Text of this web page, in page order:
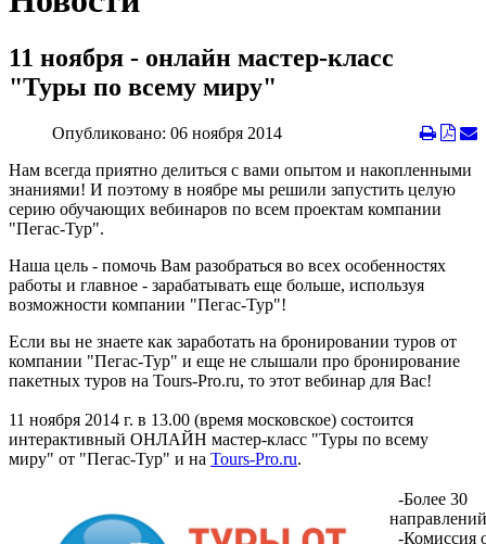
11 ноября - онлайн мастер-класс
"Туры по всему миру"
Опубликовано: 06 ноября 2014
Нам всегда приятно делиться с вами опытом и накопленными
знаниями! И поэтому в ноябре мы решили запустить целую
серию обучающих вебинаров по всем проектам компании
"Пегас-Тур".
Наша цель - помочь Вам разобраться во всех особенностях
работы и главное - зарабатывать еще больше, используя
возможности компании "Пегас-Тур"!
Если вы не знаете как заработать на бронировании туров от
компании "Пегас-Тур" и еще не слышали про бронирование
пакетных туров на Tours-Pro.ru, то этот вебинар для Вас!
11 ноября 2014 г. в 13.00 (время московское) состоится
интерактивный ОНЛАЙН мастер-класс "Туры по всему
миру" от "Пегас-Тур" и на Tours-Pro.ru.
-Более 30
направлений
-Комиссия